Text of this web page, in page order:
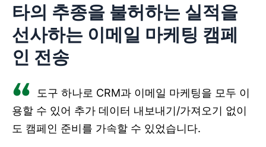
타의 추종을 불허하는 실적을
선사하는 이메일 마케팅 캠페
인 전송
도구 하나로 CRM과 이메일 마케팅을 모두 이
용할 수 있어 추가 데이터 내보내기/가져오기 없이
도 캠페인 준비를 가속할 수 있었습니다.